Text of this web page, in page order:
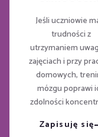
Jeśli uczniowie
trudności z
utrzymaniem
zajęciach i przy
domowych,
mózgu poprawi
zdolności
Zapisuję się